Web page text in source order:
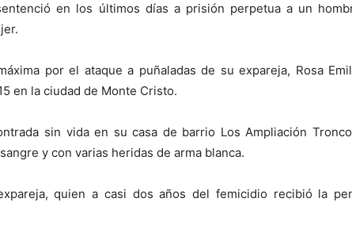
en los últimos días a prisión perpetua a un
por el ataque a puñaladas de su expareja, Rosa
en la ciudad de Monte Cristo.
sin vida en su casa de barrio Los Ampliación
y con varias heridas de arma blanca.
quien a casi dos años del femicidio recibió la